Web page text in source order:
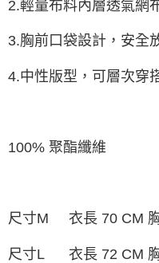
2.輕量布料內層透氣網
3.胸前口袋設計，安全
4.中性版型，可層次穿
100% 聚酯纖維
尺寸M 衣長 70 CM
尺寸L 衣長 72 CM